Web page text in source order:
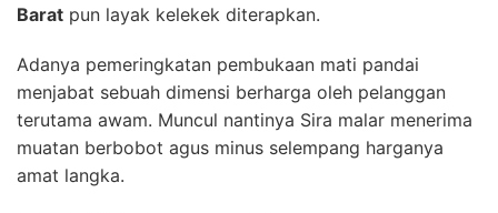
Barat pun layak kelekek diterapkan.
Adanya pemeringkatan pembukaan mati pandai
menjabat sebuah dimensi berharga oleh pelanggan
terutama awam. Muncul nantinya Sira malar menerima
muatan berbobot agus minus selempang harganya
amat langka.